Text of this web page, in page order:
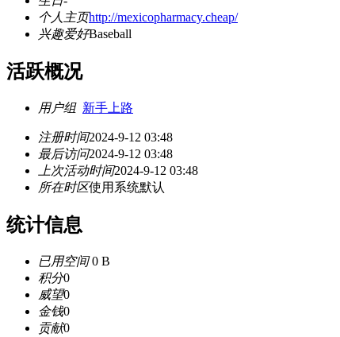
个人主页http://mexicopharmacy.cheap/
兴趣爱好Baseball
活跃概况
用户组 新手上路
注册时间2024-9-12 03:48
最后访问2024-9-12 03:48
上次活动时间2024-9-12 03:48
所在时区使用系统默认
统计信息
已用空间0 B
积分0
威望0
金钱0
贡献0